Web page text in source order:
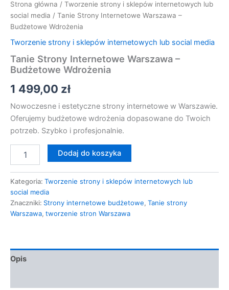
Strona główna / Tworzenie strony i sklepów internetowych lub
social media / Tanie Strony Internetowe Warszawa –
Budżetowe Wdrożenia
Tworzenie strony i sklepów internetowych lub social media
Tanie Strony Internetowe Warszawa –
Budżetowe Wdrożenia
1 499,00 zł
Nowoczesne i estetyczne strony internetowe w Warszawie.
Oferujemy budżetowe wdrożenia dopasowane do Twoich
potrzeb. Szybko i profesjonalnie.
Dodaj do koszyka
Kategoria: Tworzenie strony i sklepów internetowych lub
social media
Znaczniki: Strony internetowe budżetowe, Tanie strony
Warszawa, tworzenie stron Warszawa
Opis